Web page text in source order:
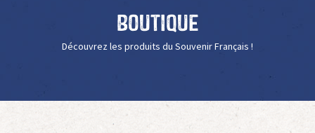
Boutique
Découvrez les produits du Souvenir Français !